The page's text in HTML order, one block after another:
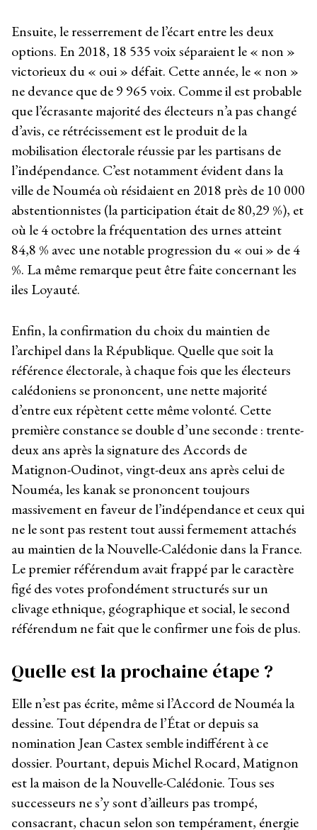
Ensuite, le resserrement de l’écart entre les deux
options. En 2018, 18 535 voix séparaient le « non »
victorieux du « oui » défait. Cette année, le « non »
ne devance que de 9 965 voix. Comme il est probable
que l’écrasante majorité des électeurs n’a pas changé
d’avis, ce rétrécissement est le produit de la
mobilisation électorale réussie par les partisans de
l’indépendance. C’est notamment évident dans la
ville de Nouméa où résidaient en 2018 près de 10 000
abstentionnistes (la participation était de 80,29 %), et
où le 4 octobre la fréquentation des urnes atteint
84,8 % avec une notable progression du « oui » de 4
%. La même remarque peut être faite concernant les
iles Loyauté.
Enfin, la confirmation du choix du maintien de
l’archipel dans la République. Quelle que soit la
référence électorale, à chaque fois que les électeurs
calédoniens se prononcent, une nette majorité
d’entre eux répètent cette même volonté. Cette
première constance se double d’une seconde : trente-
deux ans après la signature des Accords de
Matignon-Oudinot, vingt-deux ans après celui de
Nouméa, les kanak se prononcent toujours
massivement en faveur de l’indépendance et ceux qui
ne le sont pas restent tout aussi fermement attachés
au maintien de la Nouvelle-Calédonie dans la France.
Le premier référendum avait frappé par le caractère
figé des votes profondément structurés sur un
clivage ethnique, géographique et social, le second
référendum ne fait que le confirmer une fois de plus.
Quelle est la prochaine étape ?
Elle n’est pas écrite, même si l’Accord de Nouméa la
dessine. Tout dépendra de l’État or depuis sa
nomination Jean Castex semble indifférent à ce
dossier. Pourtant, depuis Michel Rocard, Matignon
est la maison de la Nouvelle-Calédonie. Tous ses
successeurs ne s’y sont d’ailleurs pas trompé,
consacrant, chacun selon son tempérament, énergie